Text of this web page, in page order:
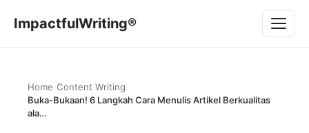
konten
ImpactfulWriting® Menu
Home›Content Writing›
Buka-Bukaan! 6 Langkah Cara Menulis Artikel Berkualitas
ala…